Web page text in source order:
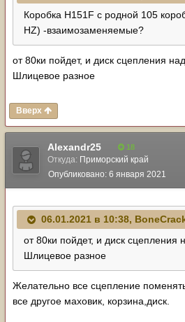
Коробка H151F с родной 105
HZ) -взаимозаменяемые?
от 80ки пойдет, и диск сцепления
Шлицевое разное
Вверх
Alexandr25 18
Откуда: Приморский край
Опубликовано: 6 января 2021
06.01.2021 в 10:38,
от 80ки пойдет, и диск сцепления
Шлицевое разное
Желательно все сцепление
все другое маховик, корзина,диск.